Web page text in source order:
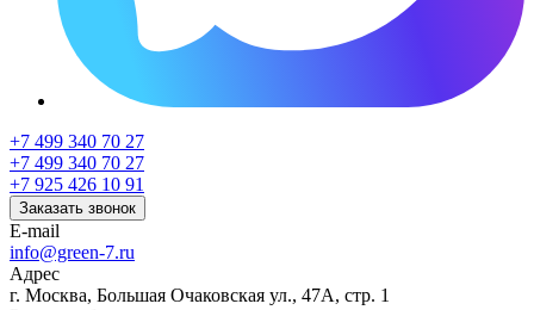
+7 499 340 70 27
+7 499 340 70 27
+7 925 426 10 91
Заказать звонок
E-mail
info@green-7.ru
Адрес
г. Москва, Большая Очаковская ул., 47А, стр. 1